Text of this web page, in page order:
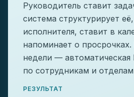
Руководитель ставит
система структурирует
исполнителя, ставит в
напоминает о
недели — автоматическая
по сотрудникам и отделам
РЕЗУЛЬТАТ